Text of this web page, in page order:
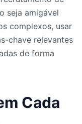
seja amigável
complexos, usar
chave relevantes
de forma
Cada